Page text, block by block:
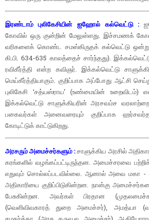
இரண்டாம் புலிகேசியின் ஐஹோல் கல்வெட்டு :
கோவில் ஒரு குன்றின் மேலுள்ளது. இச்சமணக்
வரிகளைக் கொண்ட சமஸ்கிருதக் கல்வெட்டு ஒன்று
கி.பி. 634-635 காலத்தைச் சார்ந்தது).
ரவிகீர்த்தி என்ற கவிஞர். இக்கல்வெட்டு
மெய்கீர்த்தியாகும். குறிப்பாக அப்போது ஆட்சி
புலிகேசி ‘சத்யஸ்ராய’ (உண்மையின் உறைவிடம்)
இக்கல்வெட்டு சாளுக்கியரின் அரசவம்ச
பகைவர்கள் அனைவரையும் குறிப்பாக
கோடிட்டுக் காட்டுகிறது.
அரசரும் அமைச்சர்களும் :சாளுக்கிய அரசில்
கரங்களில் வழங்கப்பட்டிருந்தன. அமைச்சரவை
எதுவும் சொல்லப்படவில்லை. ஆனால் அவை மகா -
அதிகாரியை குறிப்பிடுகின்றன. நான்கு
பேசுகின்றன. அவர்கள் பிரதான
(வெளிவிவகாரத் துறை அமைச்சர்), அமத்யா